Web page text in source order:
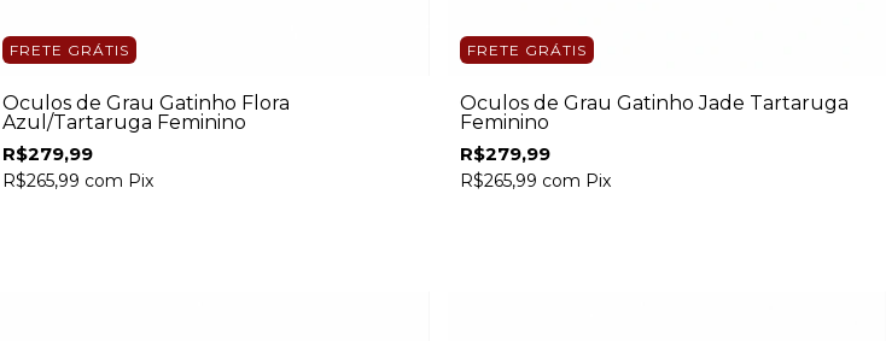
FRETE GRÁTIS
Óculos de Grau Gatinho Flora
Azul/Tartaruga Feminino
R$279,99
R$265,99 com Pix
FRETE GRÁTIS
Óculos de Grau Gatinho Jade Tartaruga
Feminino
R$279,99
R$265,99 com Pix